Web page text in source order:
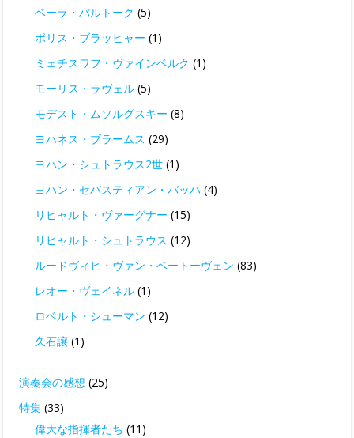
ベーラ・バルトーク (5)
ボリス・ブラッヒャー (1)
ミェチスワフ・ヴァインベルク (1)
モーリス・ラヴェル (5)
モデスト・ムソルグスキー (8)
ヨハネス・ブラームス (29)
ヨハン・シュトラウス2世 (1)
ヨハン・セバスティアン・バッハ (4)
リヒャルト・ヴァーグナー (15)
リヒャルト・シュトラウス (12)
ルードヴィヒ・ヴァン・ベートーヴェン (83)
レオー・ヴェイネル (1)
ロベルト・シューマン (12)
久石譲 (1)
演奏会の感想 (25)
特集 (33)
偉大な指揮者たち (11)